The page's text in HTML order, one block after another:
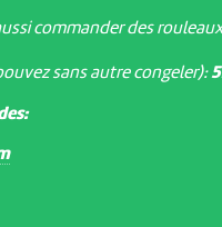
commander des
sans autre congeler):